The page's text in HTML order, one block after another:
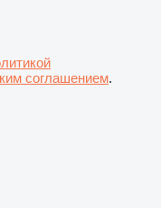
соглашением.